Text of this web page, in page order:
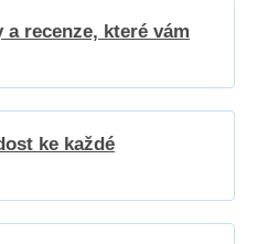
a recenze, které vám
ke každé